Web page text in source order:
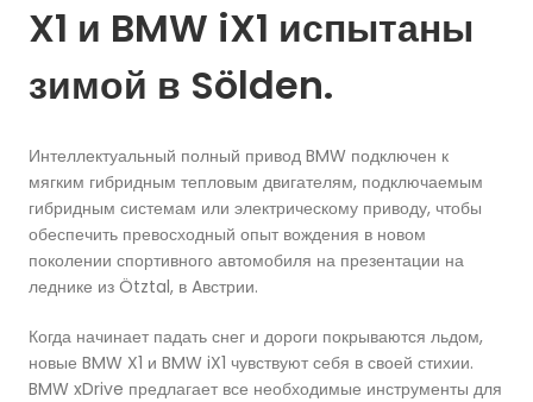
X1 и BMW iX1 испытаны
зимой в Sölden.
Интеллектуальный полный привод BMW подключен к
мягким гибридным тепловым двигателям, подключаемым
гибридным системам или электрическому приводу, чтобы
обеспечить превосходный опыт вождения в новом
поколении спортивного автомобиля на презентации на
леднике из Ötztal, в Aвстрии.
Когда начинает падать снег и дороги покрываются льдом,
новые BMW X1 и BMW iX1 чувствуют себя в своей стихии.
BMW xDrive предлагает все необходимые инструменты для